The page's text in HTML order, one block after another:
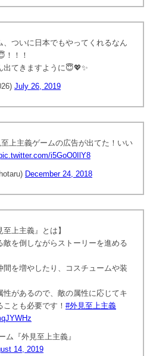
、ついに日本でもやってくれるなん
！！！
出てきますように😇💖✨
July 26, 2019
上主義ゲームの広告が出てた！いい
i5GoO0IlY8
December 24, 2018
至上主義』とは】
敵を倒しながらストーリーを進める
間を増やしたり、コスチュームや装
性があるので、敵の属性に応じてキ
とも必要です！ #外見至上主義
『外見至上主義』
14, 2019